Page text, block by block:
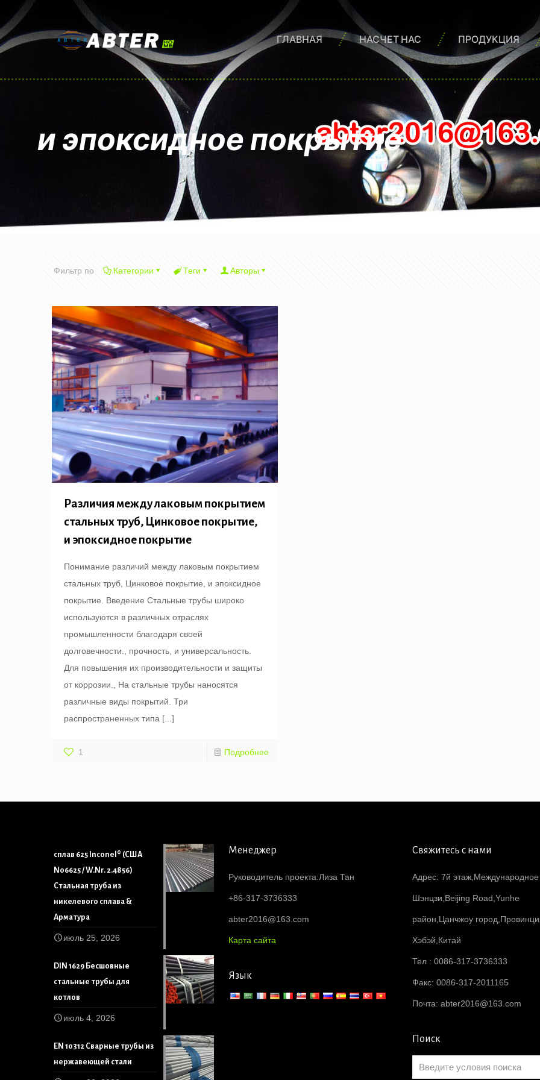
ГЛАВНАЯ НАСЧЕТ НАС ПРОДУКЦИЯ
и эпоксидное покрытие
Фильтр по Категории Теги Авторы
Различия между лаковым покрытием
стальных труб, Цинковое покрытие,
и эпоксидное покрытие
Понимание различий между лаковым покрытием
стальных труб, Цинковое покрытие, и эпоксидное
покрытие. Введение Стальные трубы широко
используются в различных отраслях
промышленности благодаря своей
долговечности., прочность, и универсальность.
Для повышения их производительности и защиты
от коррозии., На стальные трубы наносятся
различные виды покрытий. Три
распространенных типа [...]
1 Подробнее
сплав 625 Inconel® (США
N06625 / W.Nr. 2.4856)
Стальная труба из
никелевого сплава &
Арматура
июль 25, 2026
DIN 1629 Бесшовные
стальные трубы для
котлов
июль 4, 2026
EN 10312 Сварные трубы из
нержавеющей стали
Менеджер
Руководитель проекта:Лиза Тан
+86-317-3736333
abter2016@163.com
Карта сайта
Язык
Свяжитесь с нами
Адрес: 7й этаж,Международное
Шэнцзи,Beijing Road,Yunhe
район,Цанчжоу
Хэбэй,Китай
Тел : 0086-317-3736333
Факс: 0086-317-2011165
Почта: abter2016@163.com
Поиск